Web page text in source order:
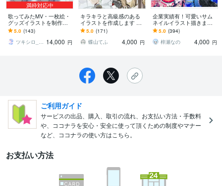
満枠対応中
歌ってみたMV・一枚絵・
グッズイラストを制作し
ます リピート多数！丁寧
なやり取りで初めての方
も安心です
5.0 (143)
ツキシロ_ご依頼受付中 14,000 円
キラキラと高級感のある
イラストを作成します サ
ムネイルやアイコン、trpg
立ち絵等にご利用いただ
けます！
5.0 (171)
蝶山てふ
4,000 円
企業実績有！可愛いサム
ネイルイラスト描きます
目を惹くオリジナルイラ
ストで素敵な歌ってみた
動画に！MVも可
5.0 (394)
梓瀬なの
4,000 円
ご利用ガイド
サービスの出品、購入、取引の流れ、お支払い方法・手数料
や、ココナラを安心・安全に使って頂くための制度やマナー
など、ココナラの使い方はこちら。
お支払い方法